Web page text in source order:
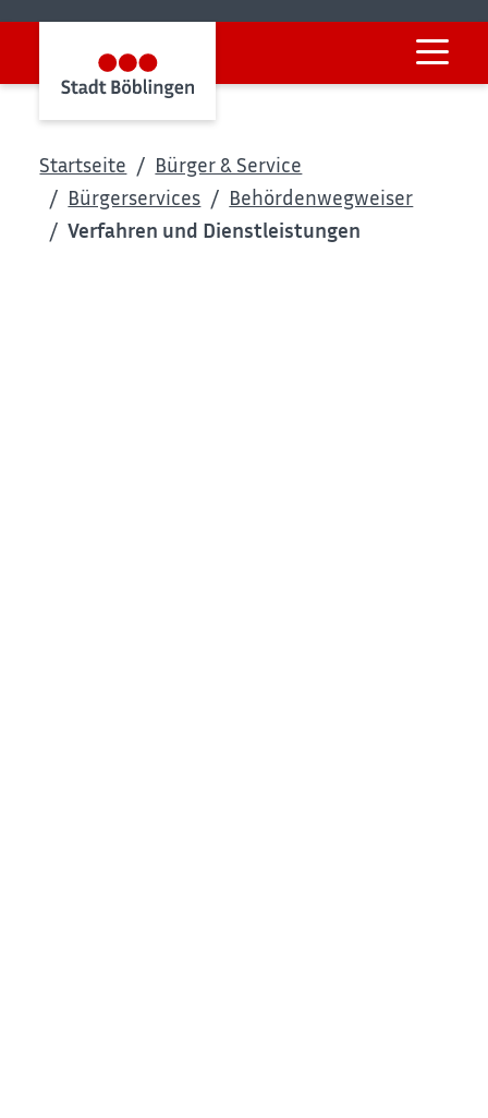
Startseite
Bürger & Service
Bürgerservices
Behördenwegweiser
Verfahren und Dienstleistungen